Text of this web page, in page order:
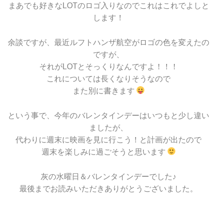
まあでも好きなLOTのロゴ入りなのでこれはこれでよしと
します！
余談ですが、最近ルフトハンザ航空がロゴの色を変えたの
ですが、
それがLOTとそっくりなんですよ！！！
これについては長くなりそうなので
また別に書きます
という事で、今年のバレンタインデーはいつもと少し違い
ましたが、
代わりに週末に映画を見に行こう！と計画が出たので
週末を楽しみに過ごそうと思います
灰の水曜日＆バレンタインデーでした♪
最後までお読みいただきありがとうございました。